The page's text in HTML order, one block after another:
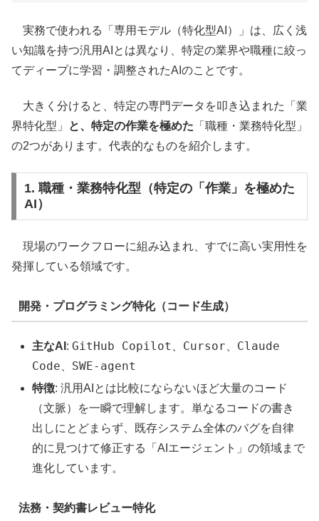
実務で使われる「専用モデル（特化型AI）」は、広く浅
い知識を持つ汎用AIとは異なり、特定の業界や職種に絞っ
てディープに学習・調整されたAIのことです。
大きく分けると、特定の専門データを叩き込まれた「業
界特化型」
と、特定の作業を極めた 「職種・業務特化型」
の2つがあります。代表的なものを紹介します。
1. 職種・業務特化型（特定の「作業」を極めた
AI）
現場のワークフローに組み込まれ、すでに高い実用性を
発揮している領域です。
開発・プログラミング特化（コード生成）
主なAI :GitHub Copilot Cursor
Claude
Code
SWE-agent
特徴: 汎用AIとは比較にならないほど大量のコード
（文脈）を一瞬で理解します。単なるコードの書き
出しにとどまらず、既存システム全体のバグを自律
的に見つけて修正する「AIエージェント」の領域まで
進化しています。
法務・契約書レビュー特化